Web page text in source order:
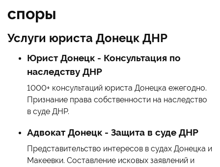
споры
Услуги юриста Донецк ДНР
Юрист Донецк - Консультация по
наследству ДНР
1000+ консультаций юриста Донецка ежегодно.
Признание права собственности на наследство
в суде ДНР.
Адвокат Донецк - Защита в суде ДНР
Представительство интересов в судах Донецка и
Макеевки. Составление исковых заявлений и